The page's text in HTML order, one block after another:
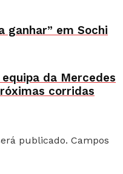
ganhar” em Sochi
da Mercedes
corridas
publicado. Campos